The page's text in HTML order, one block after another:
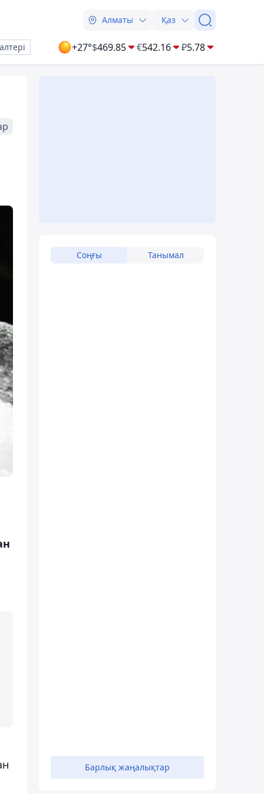
Алматы Қаз
+27°$469.85 €542.16 ₽5.78
Соңғы Танымал
Барлық жаңалықтар